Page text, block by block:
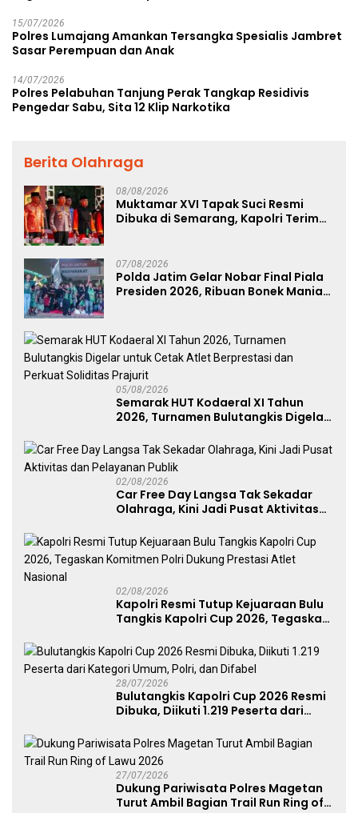
15/07/2026
Polres Lumajang Amankan Tersangka Spesialis Jambret
Sasar Perempuan dan Anak
14/07/2026
Polres Pelabuhan Tanjung Perak Tangkap Residivis
Pengedar Sabu, Sita 12 Klip Narkotika
Berita Olahraga
08/08/2026
Muktamar XVI Tapak Suci Resmi
Dibuka di Semarang, Kapolri Terima
07/08/2026
Polda Jatim Gelar Nobar Final Piala
Presiden 2026, Ribuan Bonek Mania
05/08/2026
Semarak HUT Kodaeral XI Tahun
2026, Turnamen Bulutangkis Digelar
Perkuat Soliditas Prajurit
02/08/2026
Car Free Day Langsa Tak Sekadar
Olahraga, Kini Jadi Pusat Aktivitas
02/08/2026
Kapolri Resmi Tutup Kejuaraan Bulu
Tangkis Kapolri Cup 2026, Tegaskan
Atlet Nasional
28/07/2026
Bulutangkis Kapolri Cup 2026 Resmi
Dibuka, Diikuti 1.219 Peserta dari
27/07/2026
Dukung Pariwisata Polres Magetan
Turut Ambil Bagian Trail Run Ring of